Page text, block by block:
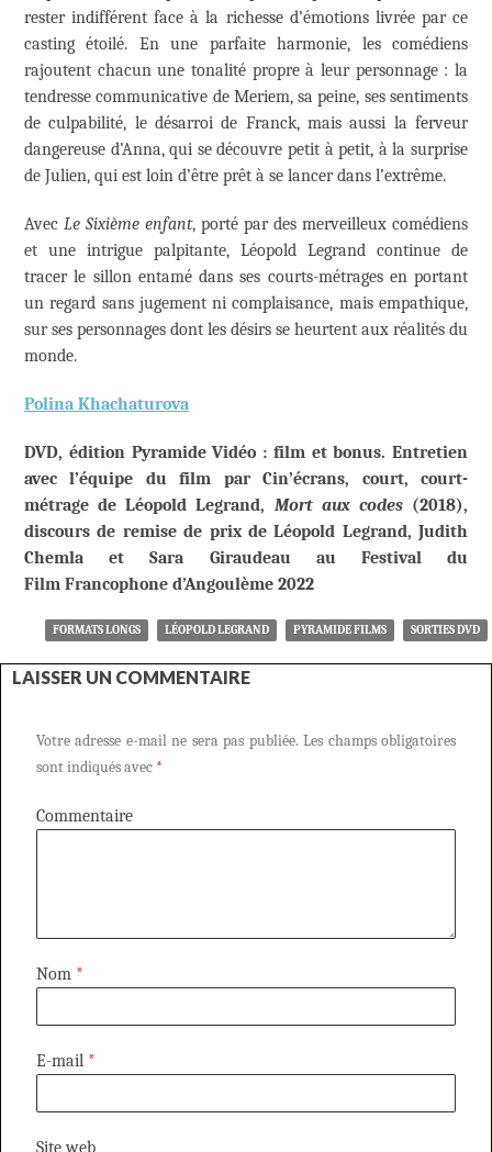
rester indifférent face à la richesse d’émotions livrée par ce
casting étoilé. En une parfaite harmonie, les comédiens
rajoutent chacun une tonalité propre à leur personnage : la
tendresse communicative de Meriem, sa peine, ses sentiments
de culpabilité, le désarroi de Franck, mais aussi la ferveur
dangereuse d’Anna, qui se découvre petit à petit, à la surprise
de Julien, qui est loin d’être prêt à se lancer dans l’extrême.
Avec Le Sixième enfant, porté par des merveilleux comédiens
et une intrigue palpitante, Léopold Legrand continue de
tracer le sillon entamé dans ses courts-métrages en portant
un regard sans jugement ni complaisance, mais empathique,
sur ses personnages dont les désirs se heurtent aux réalités du
monde.
Polina Khachaturova
DVD, édition Pyramide Vidéo : film et bonus. Entretien
avec l’équipe du film par Cin’écrans, court, court-
métrage de Léopold Legrand, Mort aux codes(2018),
discours de remise de prix de Léopold Legrand, Judith
Chemla et Sara Giraudeau au Festival du
Film Francophone d’Angoulème 2022
FORMATS LONGS LÉOPOLD LEGRAND PYRAMIDE FILMS SORTIES DVD
LAISSER UN COMMENTAIRE
Votre adresse e-mail ne sera pas publiée. Les champs obligatoires
sont indiqués avec *
Commentaire
Nom *
E-mail *
Site web